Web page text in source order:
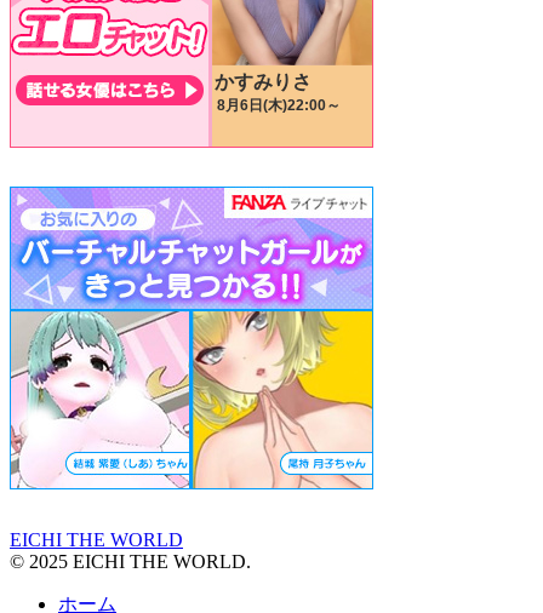
EICHI THE WORLD
© 2025 EICHI THE WORLD.
ホーム